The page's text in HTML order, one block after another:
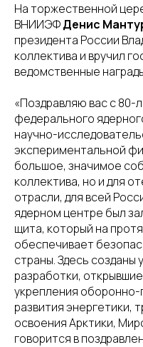
На торжественной
ВНИИЭФДенис
президента России
коллектива и вручил
ведомственные
«Поздравляю вас с 80-
федерального
научно-
экспериментальной
большое, значимое
коллектива, но и для
отрасли, для всей
ядерном центре был
щита, который на
обеспечивает
страны. Здесь созданы
разработки,
укрепления
развития энергетики,
освоения Арктики,
говорится в